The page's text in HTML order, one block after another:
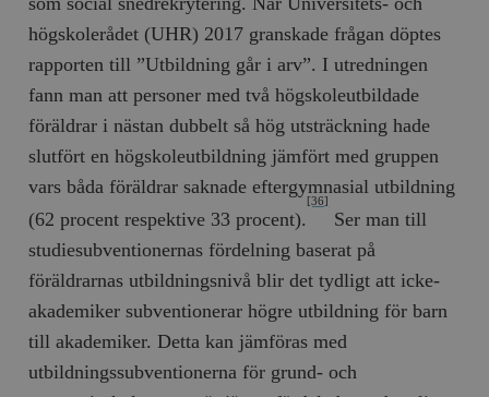
högskolerådet (UHR) 2017 granskade frågan döptes
rapporten till ”Utbildning går i arv”. I utredningen
fann man att personer med två högskoleutbildade
föräldrar i nästan dubbelt så hög utsträckning hade
slutfört en högskoleutbildning jämfört med gruppen
vars båda föräldrar saknade eftergymnasial utbildning
(62 procent respektive 33 procent).
[36]
Ser man till
studiesubventionernas fördelning baserat på
föräldrarnas utbildningsnivå blir det tydligt att icke-
akademiker subventionerar högre utbildning för barn
till akademiker. Detta kan jämföras med
utbildningssubventionerna för grund- och